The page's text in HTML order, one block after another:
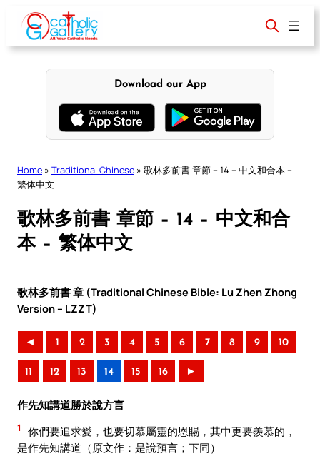
content
Download our App
Home » Traditional Chinese » 歌林多前書 章節 – 14 – 中文和合本 –
繁体中文
歌林多前書 章節 – 14 – 中文和合
本 – 繁体中文
歌林多前書 章 (Traditional Chinese Bible: Lu Zhen Zhong
Version – LZZT)
◄ 1 2 3 4 5 6 7 8 9 10
11 12 13 14 15 16 ►
作先知講道勝於說方言
1
你們要追求愛，也要切慕屬靈的恩賜，其中更要羨慕的，
是作先知講道（原文作：是說預言；下同）